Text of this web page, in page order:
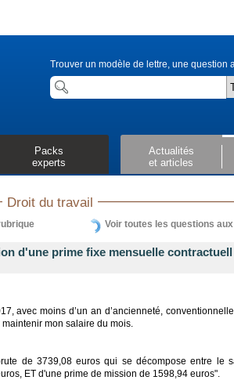
Trouver un modèle de lettre, une question
Packs
experts
Actualités
et articles
Droit du travail
Voir toutes les questions
d'une prime fixe mensuelle contractuell
avec moins d’un an d’ancienneté,
mon salaire du mois.
de 3739,08 euros qui se décompose entre le
ET d'une prime de mission de 1598,94 euros".